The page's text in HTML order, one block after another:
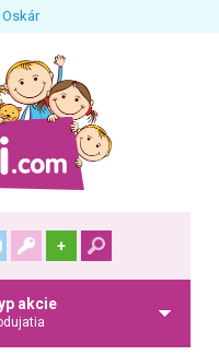
Oskár
+
akcie